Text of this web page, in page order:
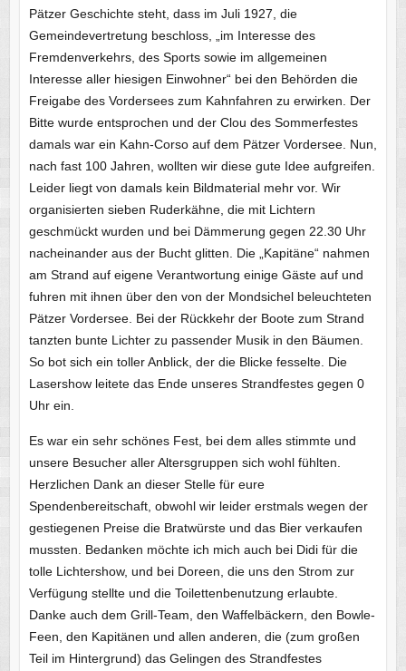
Pätzer Geschichte steht, dass im Juli 1927, die
Gemeindevertretung beschloss, „im Interesse des
Fremdenverkehrs, des Sports sowie im allgemeinen
Interesse aller hiesigen Einwohner“ bei den Behörden die
Freigabe des Vordersees zum Kahnfahren zu erwirken. Der
Bitte wurde entsprochen und der Clou des Sommerfestes
damals war ein Kahn-Corso auf dem Pätzer Vordersee. Nun,
nach fast 100 Jahren, wollten wir diese gute Idee aufgreifen.
Leider liegt von damals kein Bildmaterial mehr vor. Wir
organisierten sieben Ruderkähne, die mit Lichtern
geschmückt wurden und bei Dämmerung gegen 22.30 Uhr
nacheinander aus der Bucht glitten. Die „Kapitäne“ nahmen
am Strand auf eigene Verantwortung einige Gäste auf und
fuhren mit ihnen über den von der Mondsichel beleuchteten
Pätzer Vordersee. Bei der Rückkehr der Boote zum Strand
tanzten bunte Lichter zu passender Musik in den Bäumen.
So bot sich ein toller Anblick, der die Blicke fesselte. Die
Lasershow leitete das Ende unseres Strandfestes gegen 0
Uhr ein.
Es war ein sehr schönes Fest, bei dem alles stimmte und
unsere Besucher aller Altersgruppen sich wohl fühlten.
Herzlichen Dank an dieser Stelle für eure
Spendenbereitschaft, obwohl wir leider erstmals wegen der
gestiegenen Preise die Bratwürste und das Bier verkaufen
mussten. Bedanken möchte ich mich auch bei Didi für die
tolle Lichtershow, und bei Doreen, die uns den Strom zur
Verfügung stellte und die Toilettenbenutzung erlaubte.
Danke auch dem Grill-Team, den Waffelbäckern, den Bowle-
Feen, den Kapitänen und allen anderen, die (zum großen
Teil im Hintergrund) das Gelingen des Strandfestes